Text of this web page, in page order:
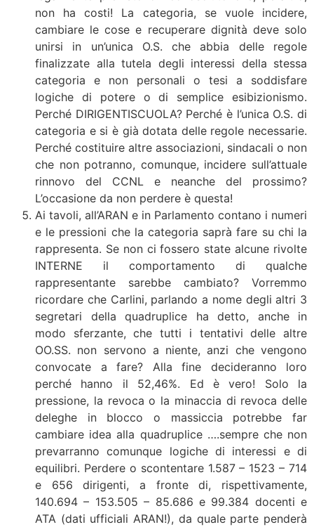
non ha costi! La categoria, se vuole incidere,
cambiare le cose e recuperare dignità deve solo
unirsi in un’unica O.S. che abbia delle regole
finalizzate alla tutela degli interessi della stessa
categoria e non personali o tesi a soddisfare
logiche di potere o di semplice esibizionismo.
Perché DIRIGENTISCUOLA? Perché è l’unica O.S. di
categoria e si è già dotata delle regole necessarie.
Perché costituire altre associazioni, sindacali o non
che non potranno, comunque, incidere sull’attuale
rinnovo del CCNL e neanche del prossimo?
L’occasione da non perdere è questa!
Ai tavoli, all’ARAN e in Parlamento contano i numeri
e le pressioni che la categoria saprà fare su chi la
rappresenta. Se non ci fossero state alcune rivolte
INTERNE il comportamento di qualche
rappresentante sarebbe cambiato? Vorremmo
ricordare che Carlini, parlando a nome degli altri 3
segretari della quadruplice ha detto, anche in
modo sferzante, che tutti i tentativi delle altre
OO.SS. non servono a niente, anzi che vengono
convocate a fare? Alla fine decideranno loro
perché hanno il 52,46%. Ed è vero! Solo la
pressione, la revoca o la minaccia di revoca delle
deleghe in blocco o massiccia potrebbe far
cambiare idea alla quadruplice ….sempre che non
prevarranno comunque logiche di interessi e di
equilibri. Perdere o scontentare 1.587 – 1523 – 714
e 656 dirigenti, a fronte di, rispettivamente,
140.694 – 153.505 – 85.686 e 99.384 docenti e
ATA (dati ufficiali ARAN!), da quale parte penderà